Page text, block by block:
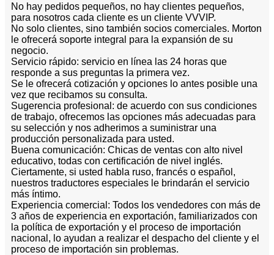
No hay pedidos pequeños, no hay clientes pequeños,
para nosotros cada cliente es un cliente VVVIP.
No solo clientes, sino también socios comerciales. Morton
le ofrecerá soporte integral para la expansión de su
negocio.
Servicio rápido: servicio en línea las 24 horas que
responde a sus preguntas la primera vez.
Se le ofrecerá cotización y opciones lo antes posible una
vez que recibamos su consulta.
Sugerencia profesional: de acuerdo con sus condiciones
de trabajo, ofrecemos las opciones más adecuadas para
su selección y nos adherimos a suministrar una
producción personalizada para usted.
Buena comunicación: Chicas de ventas con alto nivel
educativo, todas con certificación de nivel inglés.
Ciertamente, si usted habla ruso, francés o español,
nuestros traductores especiales le brindarán el servicio
más íntimo.
Experiencia comercial: Todos los vendedores con más de
3 años de experiencia en exportación, familiarizados con
la política de exportación y el proceso de importación
nacional, lo ayudan a realizar el despacho del cliente y el
proceso de importación sin problemas.